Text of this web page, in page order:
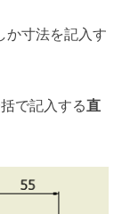
か寸法を記入す
で記入する直